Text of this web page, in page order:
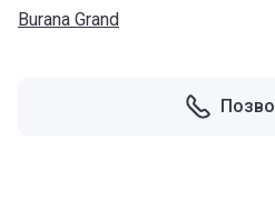
Burana Grand